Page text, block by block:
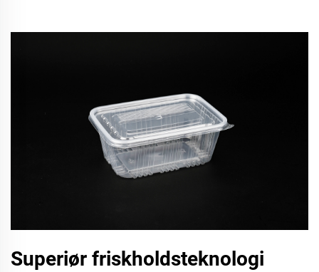
Superiør friskholdsteknologi